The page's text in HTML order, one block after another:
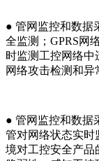
● 管网监控和数据
全监测；GPRS网
时监测工控网络
网络攻击检测和异
● 管网监控和数据
管对网络状态实时
境对工控安全产品